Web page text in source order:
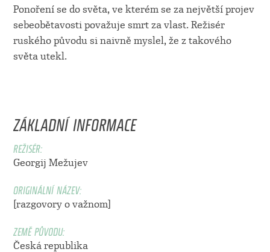
Ponoření se do světa, ve kterém se za největší projev
sebeobětavosti považuje smrt za vlast. Režisér
ruského původu si naivně myslel, že z takového
světa utekl.
ZÁKLADNÍ INFORMACE
REŽISÉR:
Georgij Mežujev
ORIGINÁLNÍ NÁZEV:
[razgovory o važnom]
ZEMĚ PŮVODU:
Česká republika